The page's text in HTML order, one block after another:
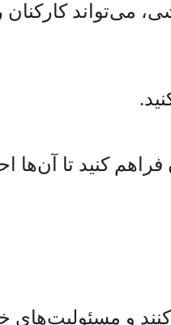
کارکنان
.
کنید تا آن‌ها
و مسئولیت‌های